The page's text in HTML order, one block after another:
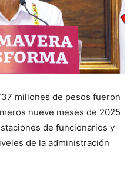
millones de pesos fueron
nueve meses de 2025
de funcionarios y
de la administración